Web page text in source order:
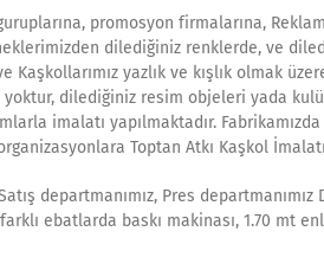
promosyon firmalarına,
dilediğiniz renklerde, ve
Kaşkollarımız yazlık ve kışlık olmak
dilediğiniz resim objeleri yada
imalatı yapılmaktadır. Fabrikamızda
Toptan Atkı Kaşkol
departmanımız, Pres departmanımız
ebatlarda baskı makinası, 1.70 mt